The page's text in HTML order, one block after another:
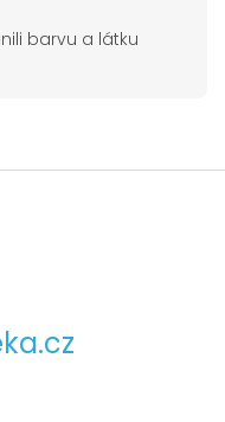
barvu a látku